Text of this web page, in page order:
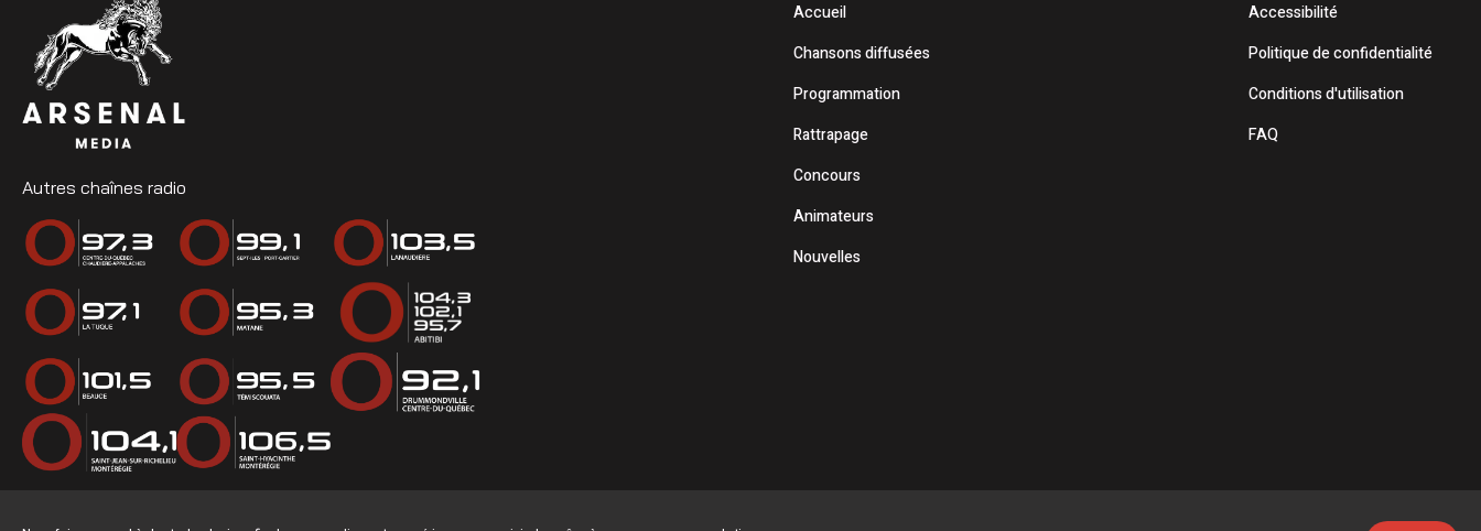
Autres chaînes radio
Accueil
Chansons diffusées
Programmation
Rattrapage
Concours
Animateurs
Nouvelles
Accessibilité
Politique de confidentialité
Conditions d'utilisation
FAQ